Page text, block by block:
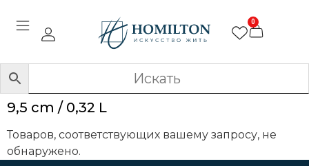
0
9,5 cm / 0,32 L
Товаров, соответствующих вашему запросу, не
обнаружено.